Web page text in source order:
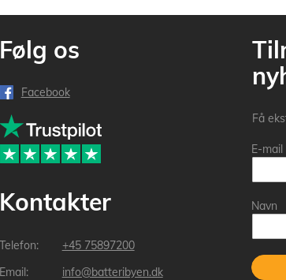
Følg os
Facebook
Kontakter
+45 75897200
info@batteribyen.dk
Få
E-mail
Navn